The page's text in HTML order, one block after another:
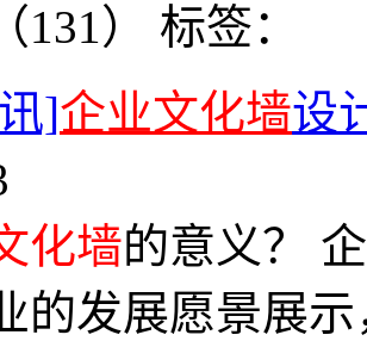
131） 标签：
]企业文化墙设
化墙的意义？
的发展愿景展